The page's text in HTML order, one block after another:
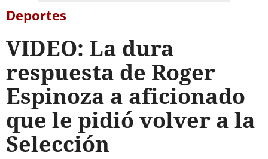
Deportes
VIDEO: La dura
respuesta de Roger
Espinoza a aficionado
que le pidió volver a la
Selección